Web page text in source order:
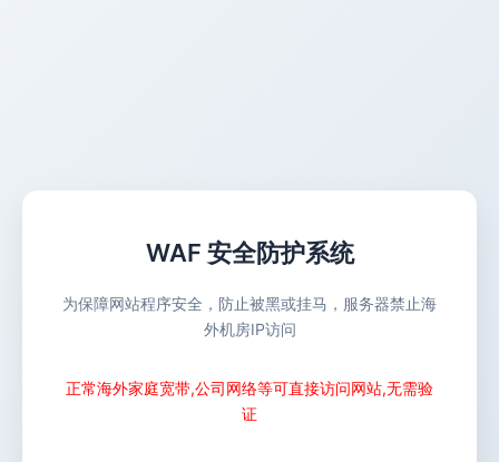
WAF 安全防护系统
为保障网站程序安全，防止被黑或挂马，服务器禁止海
外机房IP访问
正常海外家庭宽带,公司网络等可直接访问网站,无需验
证